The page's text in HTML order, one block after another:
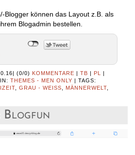
Blogger können das Layout z.B. als
Blogadmin bestellen.
(0/0) KOMMENTARE TB PL
THEMES - MEN ONLY
TAGS:
GRAU - WEISS MÄNNERWELT
Blogfun